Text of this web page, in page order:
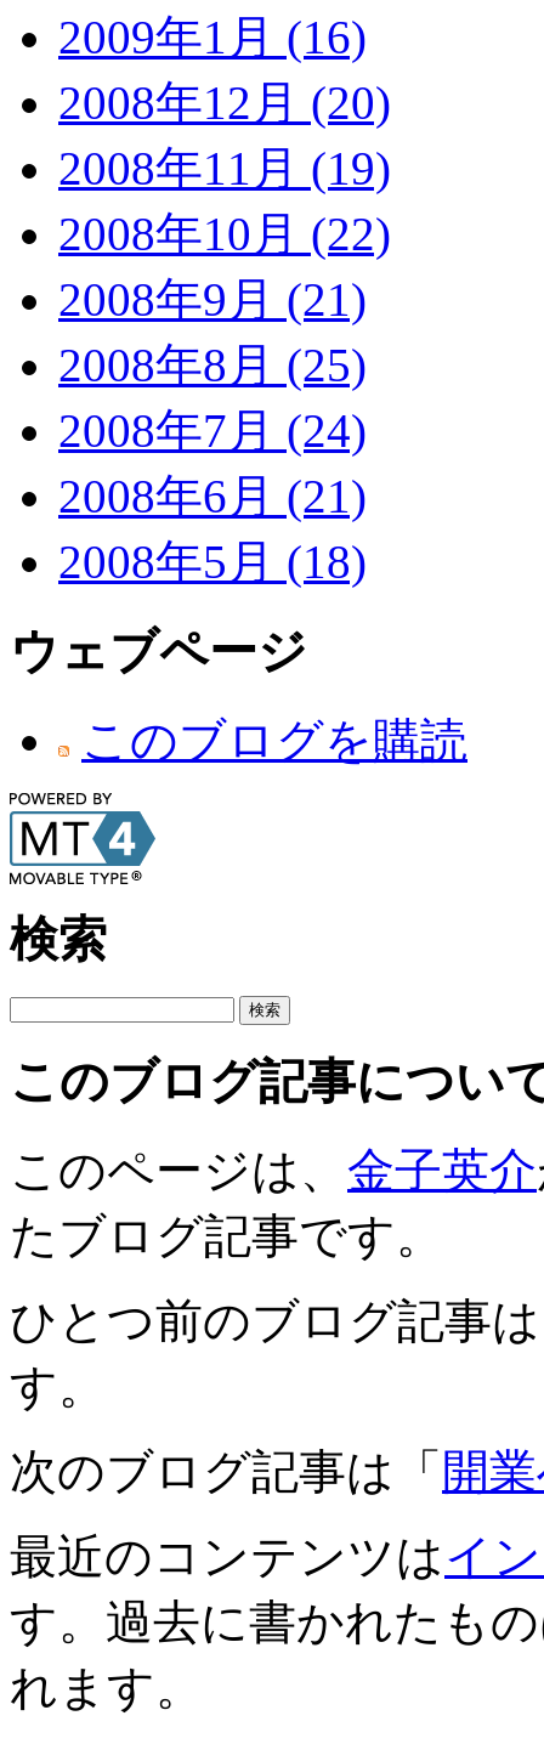
2009年1月 (16)
2008年12月 (20)
2008年11月 (19)
2008年10月 (22)
2008年9月 (21)
2008年8月 (25)
2008年7月 (24)
2008年6月 (21)
2008年5月 (18)
ウェブページ
このブログを購読
検索
このブログ記事につい
このページは、 金子英介
たブログ記事です。
ひとつ前のブログ記事
す。
次のブログ記事は「 開
最近のコンテンツはイ
す。過去に書かれたも
れます。